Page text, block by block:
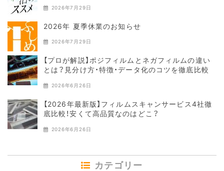
2026年7月29日
2026年 夏季休業のお知らせ
2026年7月29日
【プロが解説】ポジフィルムとネガフィルムの違い
とは？見分け方・特徴・データ化のコツを徹底比較
2026年6月26日
【2026年最新版】フィルムスキャンサービス4社徹
底比較！安くて高品質なのはどこ？
2026年6月26日
カテゴリー